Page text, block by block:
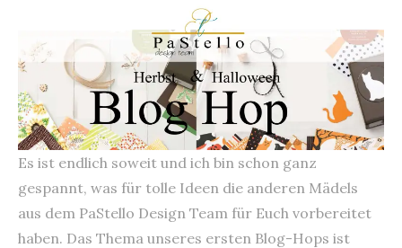
Es ist endlich soweit und ich bin schon ganz
gespannt, was für tolle Ideen die anderen Mädels
aus dem PaStello Design Team für Euch vorbereitet
haben. Das Thema unseres ersten Blog-Hops ist